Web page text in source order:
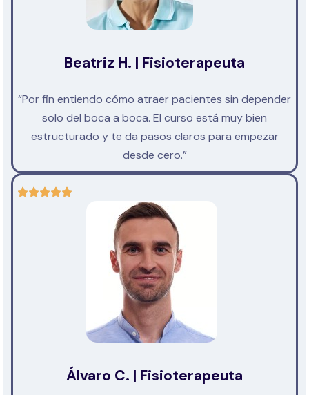
Beatriz H. | Fisioterapeuta
“Por fin entiendo cómo atraer pacientes sin depender
solo del boca a boca. El curso está muy bien
estructurado y te da pasos claros para empezar
desde cero.”
Álvaro C. | Fisioterapeuta